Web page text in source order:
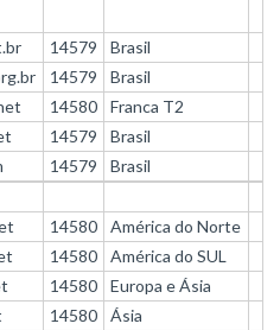
14579
Brasil
14579
Brasil
14580
Franca T2
14579
Brasil
14579
Brasil
14580
América do Norte
14580
América do SUL
14580
Europa e Ásia
14580
Ásia